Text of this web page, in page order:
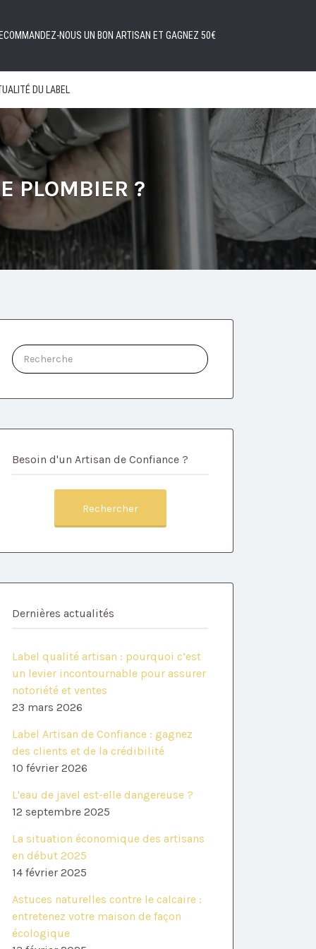
NOUS UN BON ARTISAN ET GAGNEZ 50€
DU LABEL
PLOMBIER ?
Rechercher:
Besoin d'un Artisan de Confiance ?
Rechercher
Dernières actualités
Label qualité artisan : pourquoi c’est
un levier incontournable pour assurer
notoriété et ventes
23 mars 2026
Label Artisan de Confiance : gagnez
des clients et de la crédibilité
10 février 2026
L'eau de javel est-elle dangereuse ?
12 septembre 2025
La situation économique des artisans
en début 2025
14 février 2025
Astuces naturelles contre le calcaire :
entretenez votre maison de façon
écologique